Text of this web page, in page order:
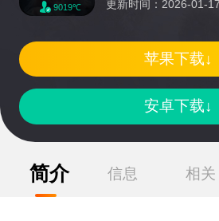
9019℃
更新时间：2026-01-17
安卓下载↓
苹果下载↓
简介 信息 相关